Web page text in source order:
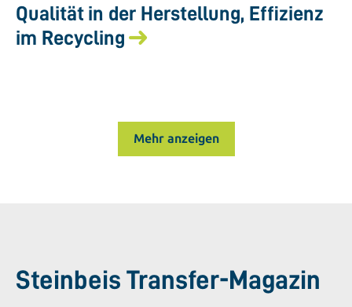
Qualität in der Herstellung, Effizienz
im Recycling
Mehr anzeigen
Steinbeis Transfer-Magazin